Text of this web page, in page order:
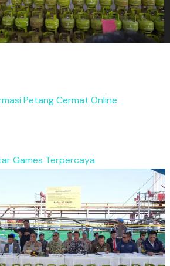
Petang Cermat Online
Games Terpercaya